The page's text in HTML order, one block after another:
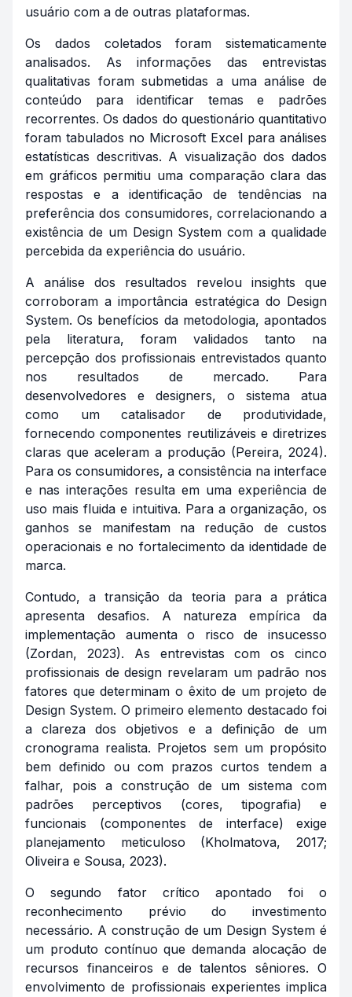
usuário com a de outras plataformas.
Os dados coletados foram sistematicamente
analisados. As informações das entrevistas
qualitativas foram submetidas a uma análise de
conteúdo para identificar temas e padrões
recorrentes. Os dados do questionário quantitativo
foram tabulados no Microsoft Excel para análises
estatísticas descritivas. A visualização dos dados
em gráficos permitiu uma comparação clara das
respostas e a identificação de tendências na
preferência dos consumidores, correlacionando a
existência de um Design System com a qualidade
percebida da experiência do usuário.
A análise dos resultados revelou insights que
corroboram a importância estratégica do Design
System. Os benefícios da metodologia, apontados
pela literatura, foram validados tanto na
percepção dos profissionais entrevistados quanto
nos resultados de mercado. Para
desenvolvedores e designers, o sistema atua
como um catalisador de produtividade,
fornecendo componentes reutilizáveis e diretrizes
claras que aceleram a produção (Pereira, 2024).
Para os consumidores, a consistência na interface
e nas interações resulta em uma experiência de
uso mais fluida e intuitiva. Para a organização, os
ganhos se manifestam na redução de custos
operacionais e no fortalecimento da identidade de
marca.
Contudo, a transição da teoria para a prática
apresenta desafios. A natureza empírica da
implementação aumenta o risco de insucesso
(Zordan, 2023). As entrevistas com os cinco
profissionais de design revelaram um padrão nos
fatores que determinam o êxito de um projeto de
Design System. O primeiro elemento destacado foi
a clareza dos objetivos e a definição de um
cronograma realista. Projetos sem um propósito
bem definido ou com prazos curtos tendem a
falhar, pois a construção de um sistema com
padrões perceptivos (cores, tipografia) e
funcionais (componentes de interface) exige
planejamento meticuloso (Kholmatova, 2017;
Oliveira e Sousa, 2023).
O segundo fator crítico apontado foi o
reconhecimento prévio do investimento
necessário. A construção de um Design System é
um produto contínuo que demanda alocação de
recursos financeiros e de talentos sêniores. O
envolvimento de profissionais experientes implica